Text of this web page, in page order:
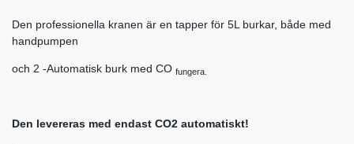
Den professionella kranen är en tapper för 5L burkar, både med
handpumpen
och 2 -Automatisk burk med CO fungera.
Den levereras med endast CO2 automatiskt!